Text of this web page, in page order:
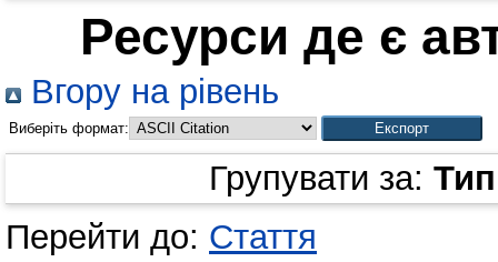
Ресурси де є
Вгору на рівень
Виберіть формат:
Групувати за:
Перейти до: Стаття